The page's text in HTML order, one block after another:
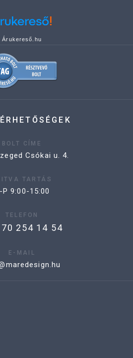
Árukereső.hu
BOLT CÍME
Csókai u. 4.
TARTÁS
P 9:00-15:00
TELEFON
254 14 54
E-MAIL